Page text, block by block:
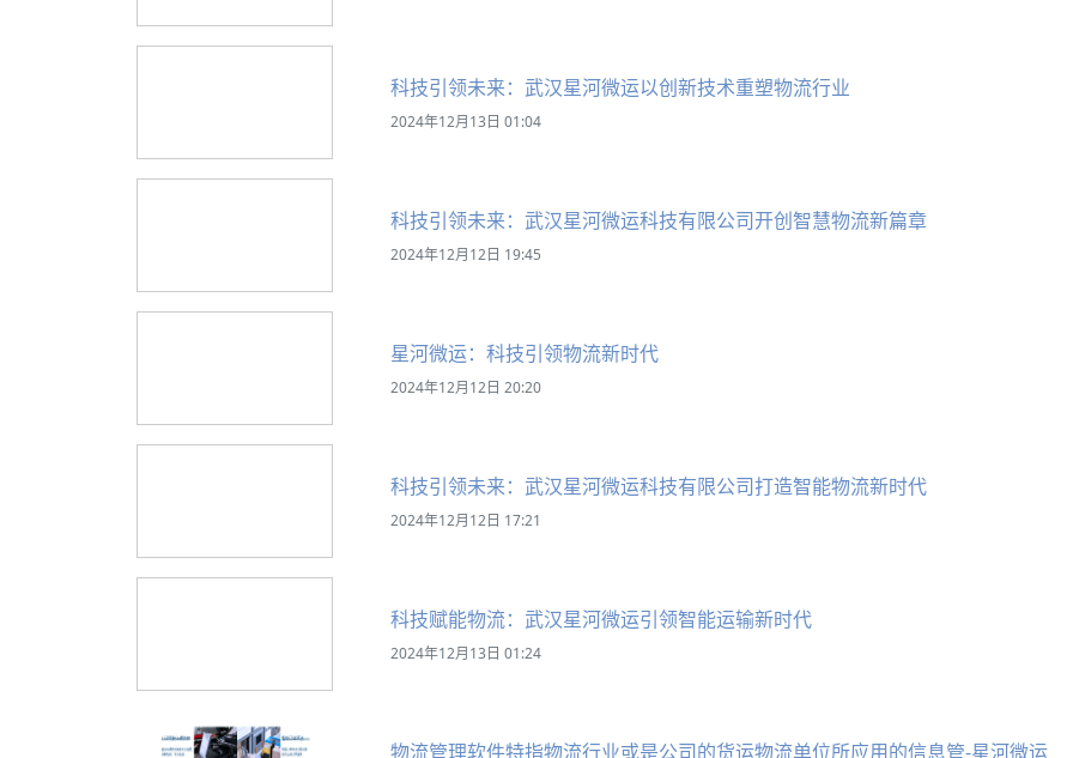
科技引领未来：武汉星河微运以创新技术重塑物流行业
2024年12月13日 01:04
科技引领未来：武汉星河微运科技有限公司开创智慧物流新篇章
2024年12月12日 19:45
星河微运：科技引领物流新时代
2024年12月12日 20:20
科技引领未来：武汉星河微运科技有限公司打造智能物流新时代
2024年12月12日 17:21
科技赋能物流：武汉星河微运引领智能运输新时代
2024年12月13日 01:24
物流管理软件特指物流行业或是公司的货运物流单位所应用的信息管-星河微运